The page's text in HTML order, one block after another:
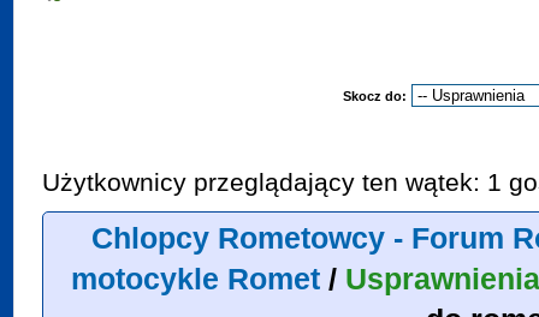
Skocz do:
Użytkownicy przeglądający ten wątek: 1
Chlopcy Rometowcy - Forum
motocykle Romet/ Usprawnienia